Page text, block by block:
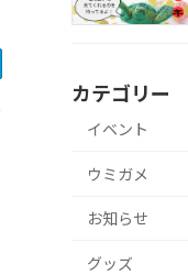
カテゴリー
イベント
ウミガメ
お知らせ
グッズ